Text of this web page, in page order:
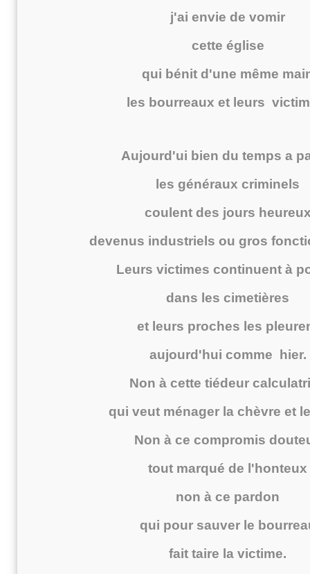
j'ai envie de vomir
cette église
qui bénit d'une même
les bourreaux et leurs
Aujourd'ui bien du temps a
les généraux criminels
coulent des jours
devenus industriels ou gros
Leurs victimes continuent à
dans les cimetières
et leurs proches les
aujourd'hui comme hier.
Non à cette tiédeur
qui veut ménager la chèvre et
Non à ce compromis
tout marqué de l'honteux
non à ce pardon
qui pour sauver le
fait taire la victime.